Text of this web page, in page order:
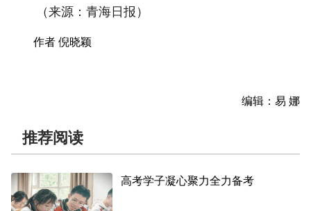
（来源：青海日报）
作者 倪晓颖
编辑：易 娜
推荐阅读
高考学子凝心聚力全力备考